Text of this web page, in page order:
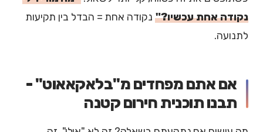
נקודה אחת עכשיו?" נקודה אחת = הבדל בין תקיעות
לתנועה.
אם אתם מפחדים מ"בלאקאאוט" -
תבנו תוכנית חירום קטנה